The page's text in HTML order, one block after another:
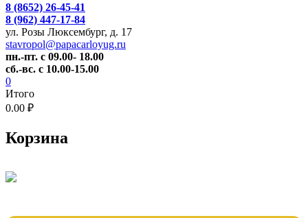
8 (8652) 26-45-41
8 (962) 447-17-84
ул. Розы Люксембург, д. 17
stavropol@papacarloyug.ru
пн.-пт. с 09.00- 18.00
сб.-вс. с 10.00-15.00
0
Итого
0.00 ₽
Корзина